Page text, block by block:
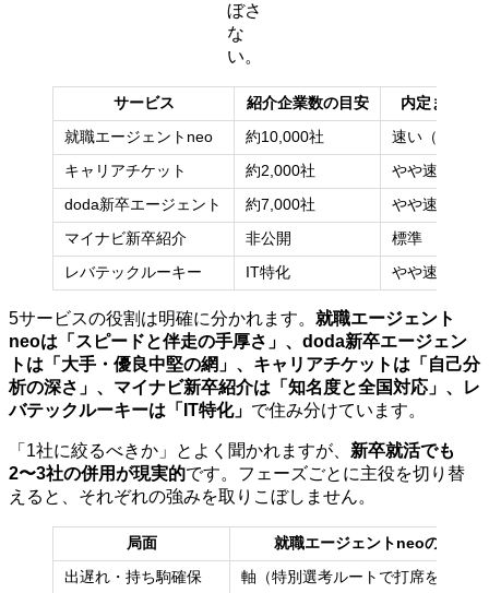
ぼさ
な
い。
サービス 紹介企業数の目安 内定までの
就職エージェントneo 約10,000社 速い（最短即
キャリアチケット 約2,000社 やや速い
doda新卒エージェント 約7,000社 やや速い
マイナビ新卒紹介 非公開 標準
レバテックルーキー IT特化 やや速い
5サービスの役割は明確に分かれます。 就職エージェント
neoは「スピードと伴走の手厚さ」、doda新卒エージェン
トは「大手・優良中堅の網」、キャリアチケットは「自己分
析の深さ」、マイナビ新卒紹介は「知名度と全国対応」、レ
バテックルーキーは「IT特化」 で住み分けています。
「1社に絞るべきか」とよく聞かれますが、 新卒就活でも
2〜3社の併用が現実的です。フェーズごとに主役を切り替
えると、それぞれの強みを取りこぼしません。
局面 就職エージェントneoの役割
出遅れ・持ち駒確保 軸（特別選考ルートで打席を増やす